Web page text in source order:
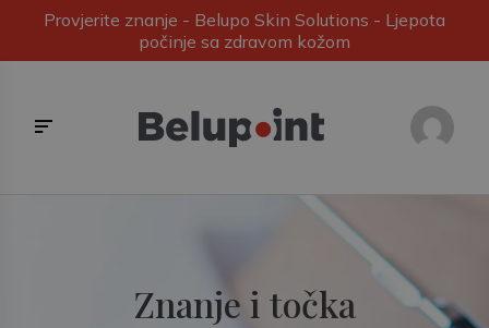
Provjerite znanje - Belupo Skin Solutions - Ljepota
počinje sa zdravom kožom
Znanje i točka